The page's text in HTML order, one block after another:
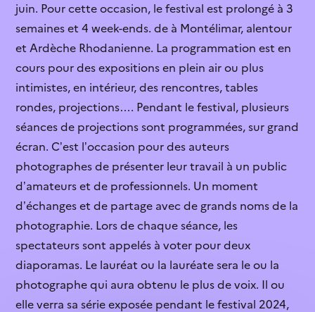
structures culturelles...
Les chiffres des inégalités
dans le secteur...
Je ne connaissais pas cette aide
Le contenu est explicite
Je vais candidater
Je sais qui contacter
L’aide n’est pas ouverte
Je ne sais pas quoi faire après cette
lecture
C’est trop complexe
L’aide ne correspond pas à mon profil
juin. Pour cette occasion, le festival est prolongé à 3
semaines et 4 week-ends. de à Montélimar, alentour
et Ardèche Rhodanienne. La programmation est en
cours pour des expositions en plein air ou plus
intimistes, en intérieur, des rencontres, tables
rondes, projections…. Pendant le festival, plusieurs
séances de projections sont programmées, sur grand
écran. C’est l’occasion pour des auteurs
photographes de présenter leur travail à un public
d’amateurs et de professionnels. Un moment
d’échanges et de partage avec de grands noms de la
photographie. Lors de chaque séance, les
spectateurs sont appelés à voter pour deux
diaporamas. Le lauréat ou la lauréate sera le ou la
photographe qui aura obtenu le plus de voix. Il ou
elle verra sa série exposée pendant le festival 2024,